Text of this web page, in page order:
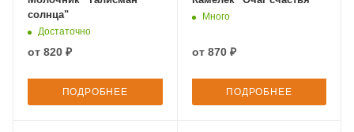
солнца"
Достаточно
от 820 ₽
ПОДРОБНЕЕ
Много
от 870 ₽
ПОДРОБНЕЕ